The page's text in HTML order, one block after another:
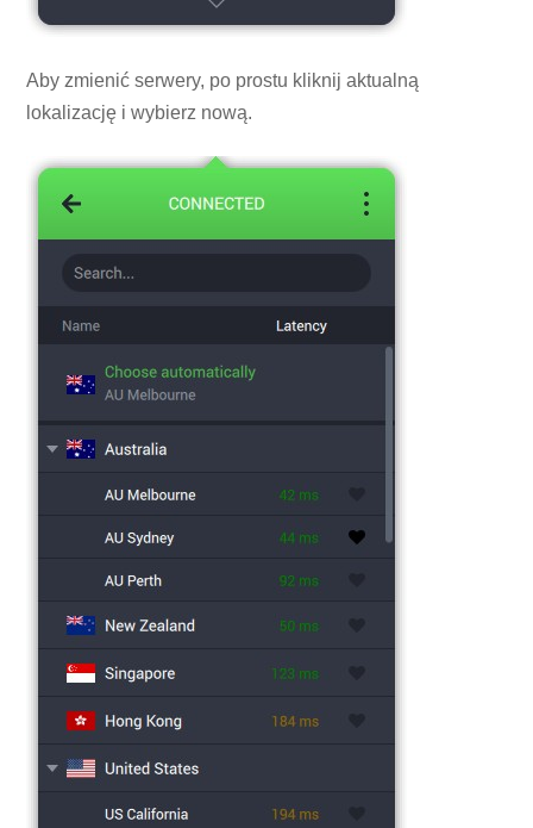
Aby zmienić serwery, po prostu kliknij aktualną
lokalizację i wybierz nową.